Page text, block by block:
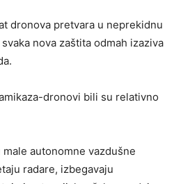
dronova pretvara u neprekidnu
nova zaštita odmah izaziva
dronovi bili su relativno
autonomne vazdušne
radare, izbegavaju